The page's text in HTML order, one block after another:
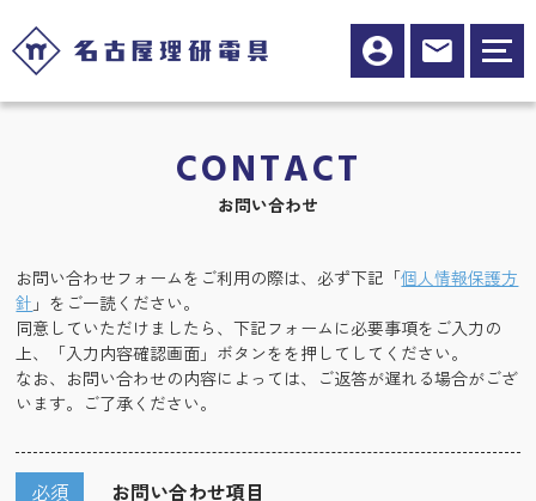
CONTACT
お問い合わせ
お問い合わせフォームをご利用の際は、必ず下記「個人情報保護方
針 」をご一読ください。
同意していただけましたら、下記フォームに必要事項をご入力の
上、「入力内容確認画面」ボタンをを押してしてください。
なお、お問い合わせの内容によっては、ご返答が遅れる場合がござ
います。ご了承ください。
お問い合わせ項目
必須